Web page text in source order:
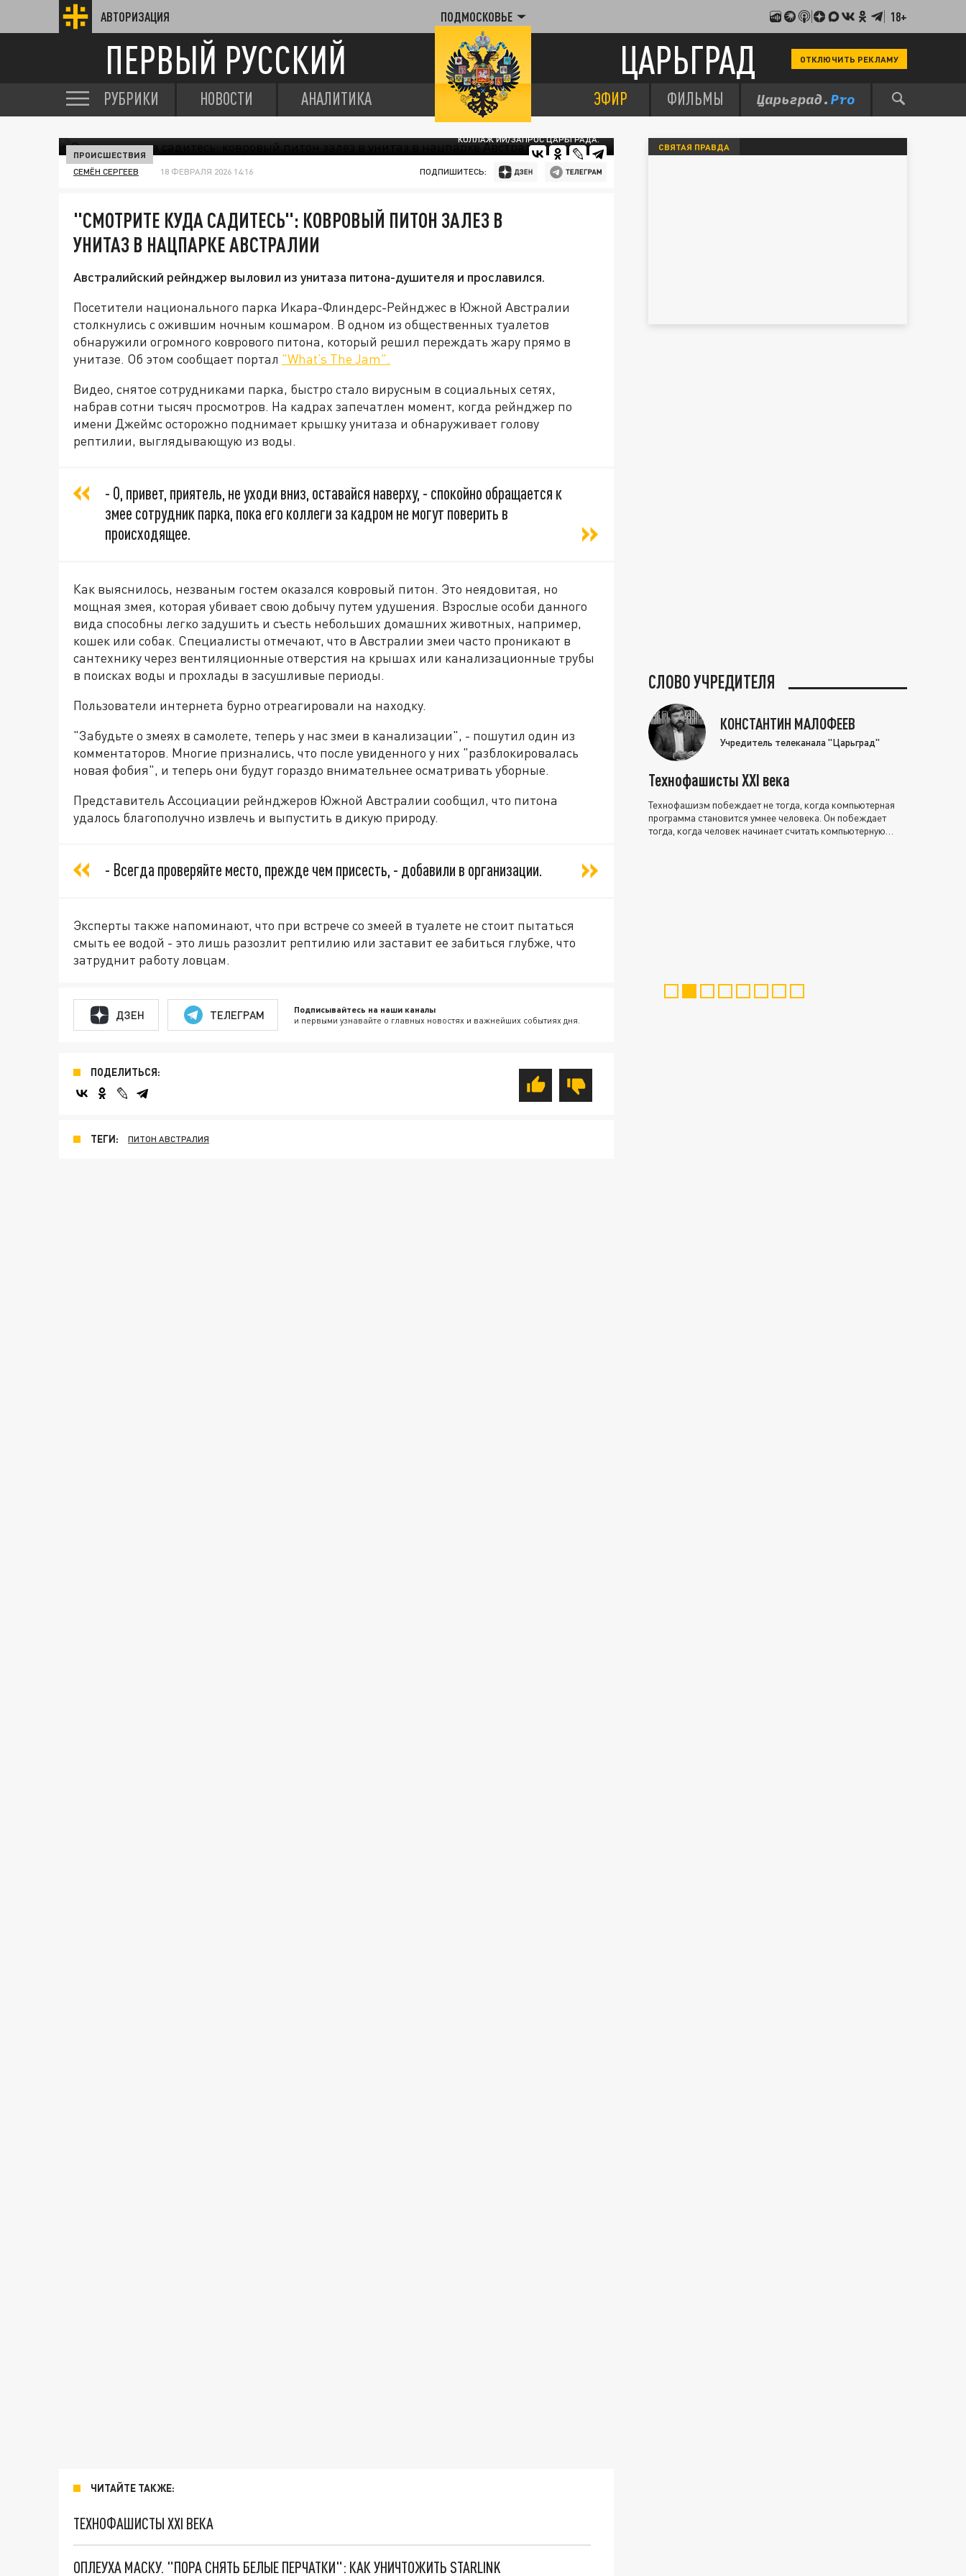
АВТОРИЗАЦИЯ ПОДМОСКОВЬЕ 18+
ПЕРВЫЙ РУССКИЙ ЦАРЬГРАД ОТКЛЮЧИТЬ РЕКЛАМУ
РУБРИКИ НОВОСТИ АНАЛИТИКА ЭФИР ФИЛЬМЫ
КОЛЛАЖ ИИ/ЗАПРОС ЦАРЬГРАДА.
ПРОИСШЕСТВИЯ
СЕМЁН СЕРГЕЕВ 18 ФЕВРАЛЯ 2026 14:16 ПОДПИШИТЕСЬ:
"СМОТРИТЕ КУДА САДИТЕСЬ": КОВРОВЫЙ ПИТОН ЗАЛЕЗ В
УНИТАЗ В НАЦПАРКЕ АВСТРАЛИИ
Австралийский рейнджер выловил из унитаза питона-душителя и прославился.
Посетители национального парка Икара-Флиндерс-Рейнджес в Южной Австралии
столкнулись с ожившим ночным кошмаром. В одном из общественных туалетов
обнаружили огромного коврового питона, который решил переждать жару прямо в
унитазе. Об этом сообщает портал "What’s The Jam".
Видео, снятое сотрудниками парка, быстро стало вирусным в социальных сетях,
набрав сотни тысяч просмотров. На кадрах запечатлен момент, когда рейнджер по
имени Джеймс осторожно поднимает крышку унитаза и обнаруживает голову
рептилии, выглядывающую из воды.
- О, привет, приятель, не уходи вниз, оставайся наверху, - спокойно обращается к
змее сотрудник парка, пока его коллеги за кадром не могут поверить в
происходящее.
Как выяснилось, незваным гостем оказался ковровый питон. Это неядовитая, но
мощная змея, которая убивает свою добычу путем удушения. Взрослые особи данного
вида способны легко задушить и съесть небольших домашних животных, например,
кошек или собак. Специалисты отмечают, что в Австралии змеи часто проникают в
сантехнику через вентиляционные отверстия на крышах или канализационные трубы
в поисках воды и прохлады в засушливые периоды.
Пользователи интернета бурно отреагировали на находку.
"Забудьте о змеях в самолете, теперь у нас змеи в канализации", - пошутил один из
комментаторов. Многие признались, что после увиденного у них "разблокировалась
новая фобия", и теперь они будут гораздо внимательнее осматривать уборные.
Представитель Ассоциации рейнджеров Южной Австралии сообщил, что питона
удалось благополучно извлечь и выпустить в дикую природу.
- Всегда проверяйте место, прежде чем присесть, - добавили в организации.
Эксперты также напоминают, что при встрече со змеей в туалете не стоит пытаться
смыть ее водой - это лишь разозлит рептилию или заставит ее забиться глубже, что
затруднит работу ловцам.
ДЗЕН ТЕЛЕГРАМ Подписывайтесь на наши каналы
и первыми узнавайте о главных новостях и важнейших событиях дня.
ПОДЕЛИТЬСЯ:
ТЕГИ: ПИТОН АВСТРАЛИЯ
ЧИТАЙТЕ ТАКЖЕ:
ТЕХНОФАШИСТЫ XXI ВЕКА
ОПЛЕУХА МАСКУ. "ПОРА СНЯТЬ БЕЛЫЕ ПЕРЧАТКИ": КАК УНИЧТОЖИТЬ STARLINK
СВЯТАЯ ПРАВДА
СЛОВО УЧРЕДИТЕЛЯ
КОНСТАНТИН МАЛОФЕЕВ
Учредитель телеканала "Царьград"
Технофашисты XXI века
Технофашизм побеждает не тогда, когда компьютерная
программа становится умнее человека. Он побеждает
тогда, когда человек начинает считать компьютерную